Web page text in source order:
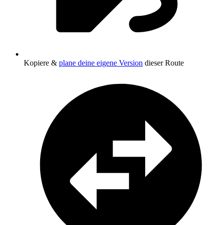
Kopiere & plane deine eigene Version dieser Route